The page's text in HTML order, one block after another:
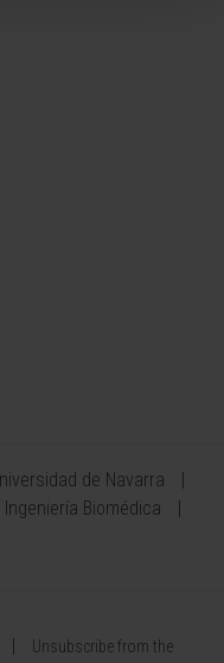
de Navarra
Biomédica
Unsubscribe from the